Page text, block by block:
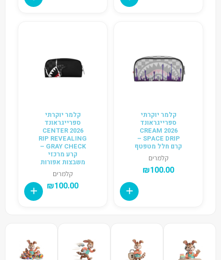
קלמר יוקרתי
ספרייגראונד
2026 CREAM
SPACE DRIP –
קרם חלל מטפטף
קלמרים
₪100.00
קלמר יוקרתי
ספרייגראונד
2026 CENTER
RIP REVEALING
GRAY CHECK –
קרע מרכזי
משבצות אפורות
קלמרים
₪100.00